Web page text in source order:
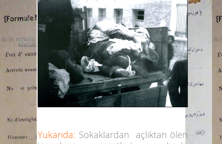
Yukarıda: Sokaklardan açlıktan ölen